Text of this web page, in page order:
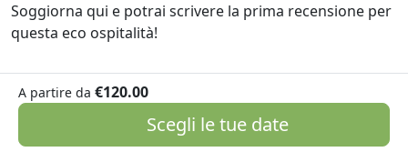
Soggiorna qui e potrai scrivere la prima recensione per
questa eco ospitalità!
A partire da €120.00
Scegli le tue date